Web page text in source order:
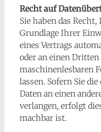
Recht auf
Sie haben das
Grundlage Ihrer
eines Vertrags
oder an einen
maschinenlesbaren
lassen. Sofern Sie
Daten an einen
verlangen, erfolgt
machbar ist.